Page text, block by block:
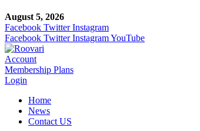
August 5, 2026
Facebook Twitter Instagram
Facebook Twitter InstagramYouTube
Account
Membership Plans
Login
Home
News
Contact US